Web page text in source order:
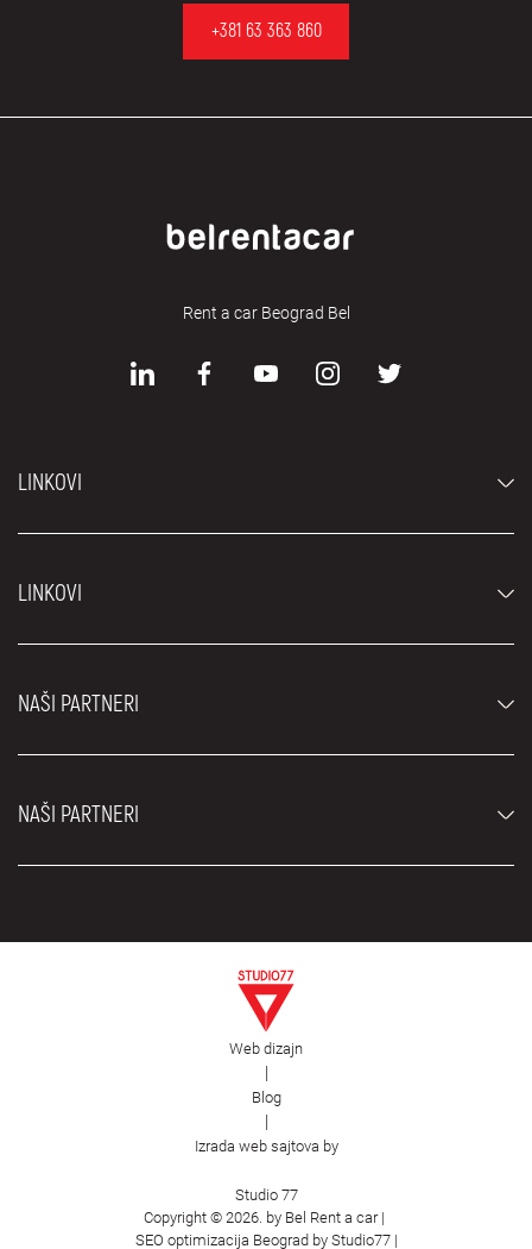
+381 63 363 860
Rent a car Beograd Bel
LINKOVI
Luksuzni automobili
Cene
LINKOVI
Blog
O nama
NAŠI PARTNERI
Rent a car Beograd Royal
NAŠI PARTNERI
EDePro
Web dizajn
|
Blog
|
Izrada web sajtova by
Studio 77
Copyright © 2026. by Bel Rent a car |
SEO optimizacija Beograd by Studio77|